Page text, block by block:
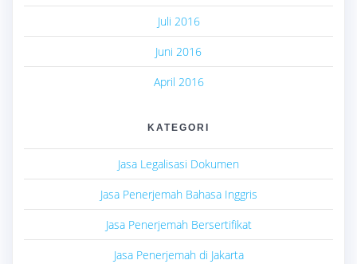
Juli 2016
Juni 2016
April 2016
KATEGORI
Jasa Legalisasi Dokumen
Jasa Penerjemah Bahasa Inggris
Jasa Penerjemah Bersertifikat
Jasa Penerjemah di Jakarta